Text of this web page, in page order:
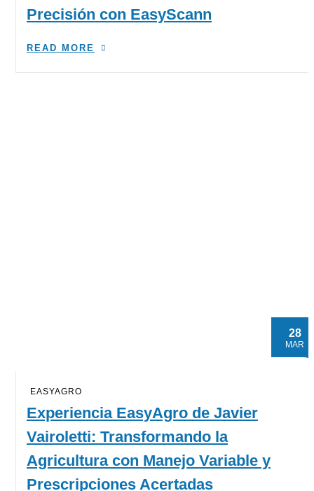
Precisión con EasyScann
READ MORE
28
MAR
EASYAGRO
Experiencia EasyAgro de Javier
Vairoletti: Transformando la
Agricultura con Manejo Variable y
Prescripciones Acertadas